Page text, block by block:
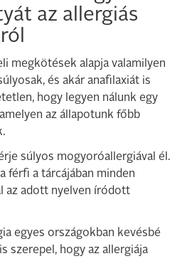
az allergiás
megkötések alapja valamilyen
és akár anafilaxiát is
hogy legyen nálunk egy
az állapotunk főbb
súlyos mogyoróallergiával él.
férfi a tárcájában minden
az adott nyelven íródott
egyes országokban kevésbé
szerepel, hogy az allergiája